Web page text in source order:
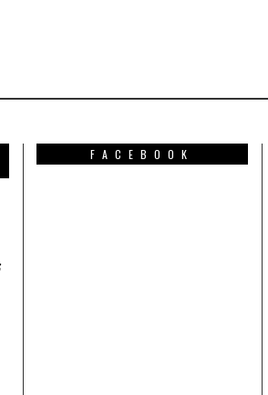
FACEBOOK